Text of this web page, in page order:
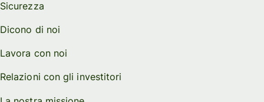
Sicurezza
Dicono di noi
Lavora con noi
Relazioni con gli investitori